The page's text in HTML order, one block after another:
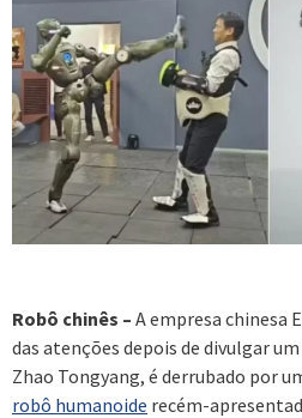
Robô chinês – A empresa chinesa
das atenções depois de divulgar um
Zhao Tongyang, é derrubado por
robô humanoide recém-